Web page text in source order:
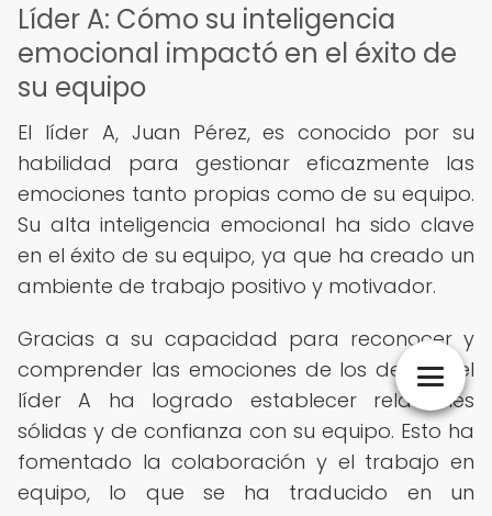
Líder A: Cómo su inteligencia
emocional impactó en el éxito de
su equipo
El líder A, Juan Pérez, es conocido por su
habilidad para gestionar eficazmente las
emociones tanto propias como de su equipo.
Su alta inteligencia emocional ha sido clave
en el éxito de su equipo, ya que ha creado un
ambiente de trabajo positivo y motivador.
Gracias a su capacidad para reconocer y
comprender las emociones de los demás, el
líder A ha logrado establecer relaciones
sólidas y de confianza con su equipo. Esto ha
fomentado la colaboración y el trabajo en
equipo, lo que se ha traducido en un